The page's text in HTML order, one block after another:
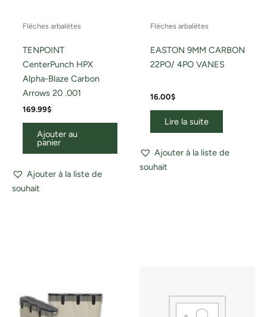
Flèches arbalètes
TENPOINT
CenterPunch HPX
Alpha-Blaze Carbon
Arrows 20 .001
169.99$
Ajouter au
panier
Ajouter à la liste de
souhait
Flèches arbalètes
EASTON 9MM CARBON
22PO/ 4PO VANES
16.00$
Lire la suite
Ajouter à la liste de
souhait